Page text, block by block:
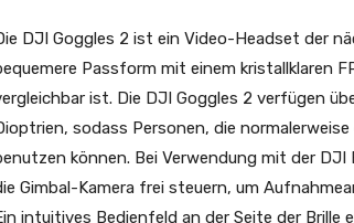
DJI Goggles 2 ist ein Video-Headset der
Passform mit einem kristallklaren
ist. Die DJI Goggles 2 verfügen
sodass Personen, die
können. Bei Verwendung mit der
Gimbal-Kamera frei steuern, um
intuitives Bedienfeld an der Seite der